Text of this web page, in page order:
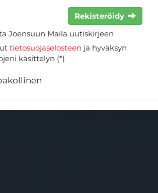
Rekisteröidy
Joensuun Maila uutiskirjeen
tietosuojaselosteen ja hyväksyn
käsittelyn (*)